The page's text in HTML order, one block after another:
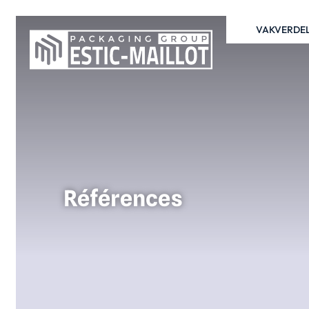
Références